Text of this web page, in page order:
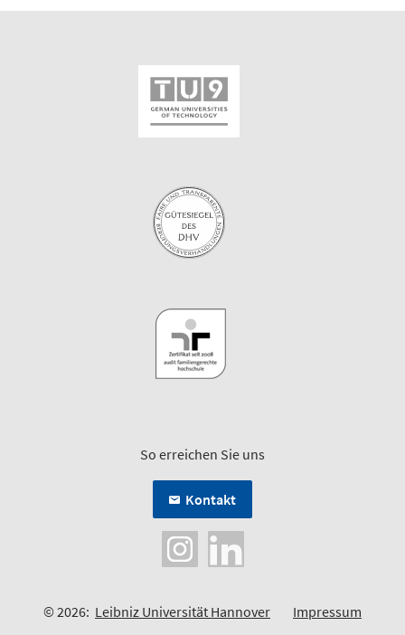
So erreichen Sie uns
Kontakt
© 2026: Leibniz Universität Hannover
Impressum